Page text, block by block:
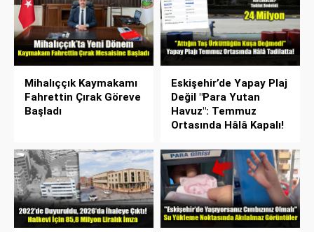
Mihalıççık Kaymakamı
Fahrettin Çırak Göreve
Başladı
Eskişehir’de Yapay Plaj
Değil "Para Yutan
Havuz": Temmuz
Ortasında Hâlâ Kapalı!